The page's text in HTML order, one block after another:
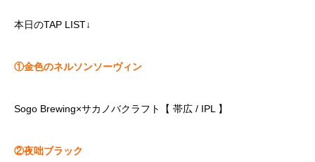
本日のTAP LIST↓
①金色のネルソンソーヴィン
Sogo Brewing×サカノバクラフト【 帯広 / IPL 】
②夜咄ブラック